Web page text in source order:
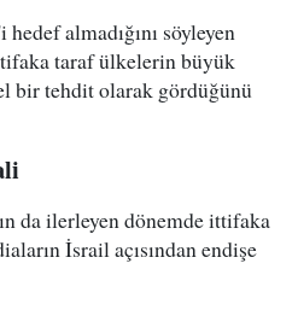
almadığını söyleyen
taraf ülkelerin büyük
bir tehdit olarak gördüğünü
da ilerleyen dönemde ittifaka
İsrail açısından endişe